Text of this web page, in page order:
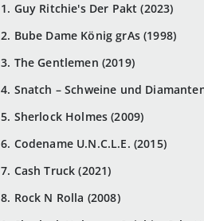
1. Guy Ritchie's Der Pakt (2023)
2. Bube Dame König grAs (1998)
3. The Gentlemen (2019)
4. Snatch – Schweine und
5. Sherlock Holmes (2009)
6. Codename U.N.C.L.E. (2015)
7. Cash Truck (2021)
8. Rock N Rolla (2008)